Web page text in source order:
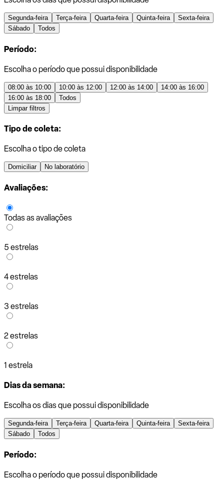
Segunda-feira Terça-feira Quarta-feira Quinta-feira
Sexta-feira
Sábado
Todos
Período:
Escolha o período que possui disponibilidade
08:00 às 10:00 10:00 às 12:00 12:00 às 14:00
14:00 às 16:00
16:00 às 18:00
Todos
Limpar filtros
Tipo de coleta:
Escolha o tipo de coleta
Domiciliar No laboratório
Avaliações:
Todas as avaliações
5 estrelas
4 estrelas
3 estrelas
2 estrelas
1 estrela
Dias da semana:
Escolha os dias que possui disponibilidade
Segunda-feira Terça-feira Quarta-feira Quinta-feira
Sexta-feira
Sábado
Todos
Período:
Escolha o período que possui disponibilidade